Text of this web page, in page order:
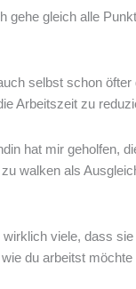
gehe gleich alle
selbst schon
Arbeitszeit zu
hat mir geholfen,
walken als
viele, dass
du arbeitst